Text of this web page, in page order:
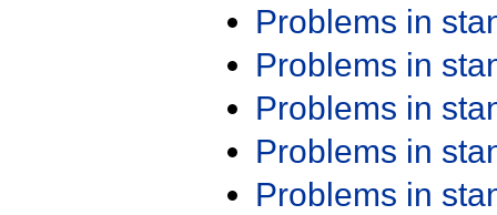
Problems in
Problems in
Problems in
Problems in
Problems in